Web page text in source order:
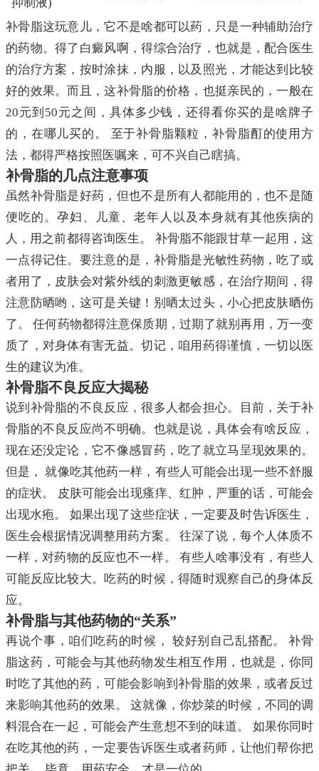
抑制液)
补骨脂这玩意儿，它不是啥都可以药，只是一种辅助治疗
的药物。得了白癜风啊，得综合治疗，也就是，配合医生
的治疗方案，按时涂抹，内服，以及照光，才能达到比较
好的效果。而且，这补骨脂的价格，也挺亲民的，一般在
20元到50元之间，具体多少钱，还得看你买的是啥牌子
的，在哪儿买的。 至于补骨脂颗粒，补骨脂酊的使用方
法，都得严格按照医嘱来，可不兴自己瞎搞。
补骨脂的几点注意事项
虽然补骨脂是好药，但也不是所有人都能用的，也不是随
便吃的。孕妇、儿童、老年人以及本身就有其他疾病的
人，用之前都得咨询医生。 补骨脂不能跟甘草一起用，这
一点得记住。要注意的是，补骨脂是光敏性药物，吃了或
者用了，皮肤会对紫外线的刺激更敏感，在治疗期间，得
注意防晒哟，这可是关键！别晒太过头，小心把皮肤晒伤
了。 任何药物都得注意保质期，过期了就别再用，万一变
质了，对身体有害无益。切记，咱用药得谨慎，一切以医
生的建议为准。
补骨脂不良反应大揭秘
说到补骨脂的不良反应，很多人都会担心。目前，关于补
骨脂的不良反应尚不明确。也就是说，具体会有啥反应，
现在还没定论，它不像感冒药，吃了就立马呈现效果的。
但是， 就像吃其他药一样，有些人可能会出现一些不舒服
的症状。 皮肤可能会出现瘙痒、红肿，严重的话，可能会
出现水疱。 如果出现了这些症状，一定要及时告诉医生，
医生会根据情况调整用药方案。 往深了说，每个人体质不
一样，对药物的反应也不一样。 有些人啥事没有，有些人
可能反应比较大。吃药的时候，得随时观察自己的身体反
应。
补骨脂与其他药物的“关系”
再说个事，咱们吃药的时候， 较好别自己乱搭配。 补骨
脂这药，可能会与其他药物发生相互作用，也就是，你同
时吃了其他的药，可能会影响到补骨脂的效果，或者反过
来影响其他药的效果。 这就像，你炒菜的时候，不同的调
料混合在一起，可能会产生意想不到的味道。 如果你同时
在吃其他的药，一定要告诉医生或者药师，让他们帮你把